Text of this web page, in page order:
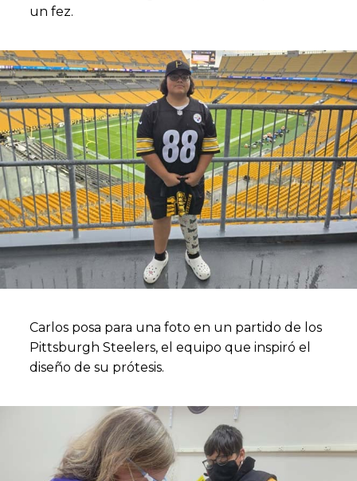
un fez.
Carlos posa para una foto en un partido de los
Pittsburgh Steelers, el equipo que inspiró el
diseño de su prótesis.